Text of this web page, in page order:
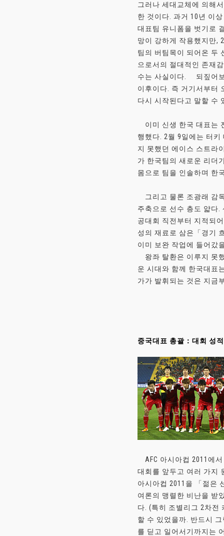
그러나 세대교체에 의해
한 것이다. 과거 10년 이
대표팀 유니폼을 벗기로
망이 강하게 작용했지만,
팀의 버팀목이 되어온 두
으로서의 절대적인 존재
수는 사실이다. 되짚어보
이후이다. 즉 거기서부터
다시 시작된다고 말할 수
이미 신생 한국 대표는
행했다. 2월 9일에는 터
지 못했던 에이스 스트라
가 한국팀의 새로운 리더
몸으로 팀을 인솔하며 한
그리고 물론 조광래 감
주축으로 선수 층도 얇다.
공대회 직전부터 지적되
성의 재료로 삼은「경기
이미 보완 작업에 들어갔
왕좌 탈환은 이루지 못
운 시대와 함께 한국대표
가가 발휘되는 것은 지금
중국대표 총괄：대회 성
AFC 아시아컵 2011에
대회를 앞두고 여러 가지
아시아컵 2011을 「젊은
여론의 맹렬한 비난을 받
다. (특히 조별리그 2차전
할 수 있었을까. 반드시
를 딛고 일어서기까지는